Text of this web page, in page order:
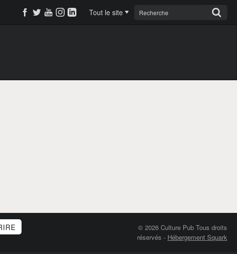
Tout le site
© 2026 Culture Pub Tous droits
réservés - Hébergement Squark